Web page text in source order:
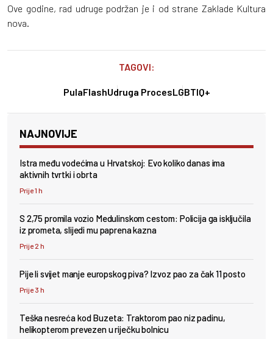
Ove godine, rad udruge podržan je i od strane Zaklade Kultura
nova.
TAGOVI:
PulaFlashUdruga ProcesLGBTIQ+
NAJNOVIJE
Istra među vodećima u Hrvatskoj: Evo koliko danas ima
aktivnih tvrtki i obrta
Prije 1 h
S 2,75 promila vozio Medulinskom cestom: Policija ga isključila
iz prometa, slijedi mu paprena kazna
Prije 2 h
Pije li svijet manje europskog piva? Izvoz pao za čak 11 posto
Prije 3 h
Teška nesreća kod Buzeta: Traktorom pao niz padinu,
helikopterom prevezen u riječku bolnicu